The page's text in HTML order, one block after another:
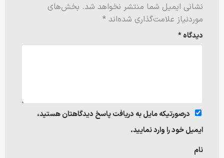
نشانی ایمیل شما منتشر نخواهد شد. بخش‌های
موردنیاز علامت‌گذاری شده‌اند *
دیدگاه*
درصورتیکه مایل به دریافت پاسخ دیدگاهتان هستید،
ایمیل خود را وارد نمایید.
نام